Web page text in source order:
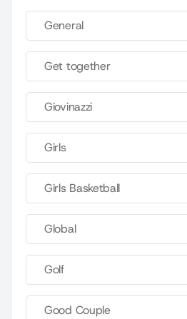
General
Get together
Giovinazzi
Girls
Girls Basketball
Global
Golf
Good Couple